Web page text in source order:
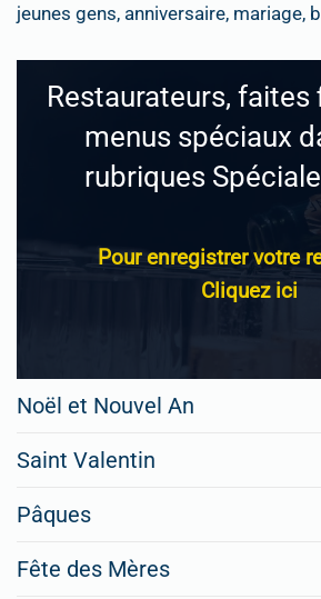
jeunes gens, anniversaire, mariage,
Restaurateurs, faites
menus spéciaux
rubriques
Pour enregistrer votre
Cliquez ici
Noël et Nouvel An
Saint Valentin
Pâques
Fête des Mères